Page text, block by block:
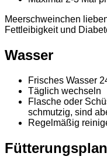
Meerschweinchen
Fettleibigkeit und
Wasser
Frisches Wasser
Täglich wechseln
Flasche oder
schmutzig, sind
Regelmäßig
Fütterungsplan